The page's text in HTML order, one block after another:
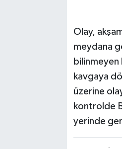
Olay,
meydana
bilinmeyen
kavgaya
üzerine
kontrolde
yerinde